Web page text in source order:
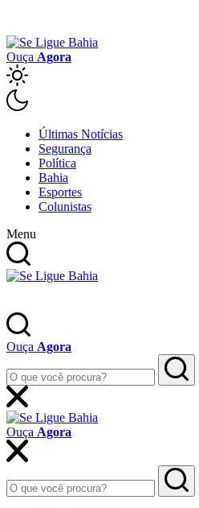
Ouça Agora
Últimas Notícias
Segurança
Política
Bahia
Esportes
Colunistas
Menu
Ouça Agora
Ouça Agora